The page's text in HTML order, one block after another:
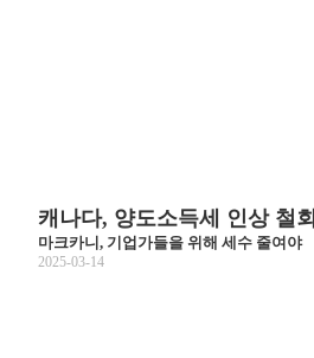
캐나다, 양도소득세 인상 철회
마크카니, 기업가들을 위해 세수 줄여야
2025-03-14